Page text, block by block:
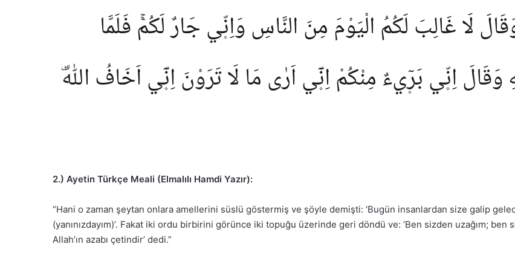
لَا غَالِبَ لَكُمُ الْيَوْمَ مِنَ النَّاسِ وَاِنّ۪ي جَارٌ لَكُمْۚ فَلَمَّا
اِنّ۪ي بَر۪ٓيءٌ مِنْكُمْ اِنّ۪ٓي اَرٰى مَا لَا تَرَوْنَ اِنّ۪ٓي اَخَافُ اللّٰهَۜ
2.) Ayetin Türkçe Meali (Elmalılı Hamdi Yazır):
“Hani o zaman şeytan onlara amellerini süslü göstermiş ve şöyle demişti: ‘Bugün insanlardan size galip
(yanınızdayım)’. Fakat iki ordu birbirini görünce iki topuğu üzerinde geri döndü ve: ‘Ben sizden uzağım; ben
Allah’ın azabı çetindir’ dedi.”